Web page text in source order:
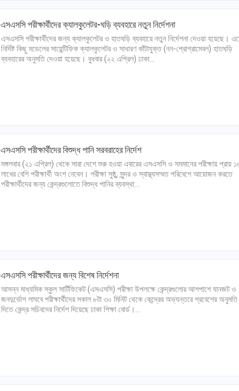
এসএসসি পরীক্ষার্থীদের ক্যালকুলেটর-ঘড়ি ব্যবহারে নতুন নির্দেশনা
এসএসসি পরীক্ষার্থীদের জন্য ক্যালকুলেটর ও হাতঘড়ি ব্যবহারে নতুন নির্দেশনা দেওয়া হয়েছে।
নির্দিষ্ট কিছু মডেলের সায়েন্টিফিক ক্যালকুলেটর ও সাধারণ কাঁটাযুক্ত (নন-প্রোগ্রামেবল) হাতঘড়ি
ব্যবহারের অনুমতি দেওয়া হয়েছে। বুধবার (২২ এপ্রিল) ঢাকা…
এসএসসি পরীক্ষার্থীদের বিশুদ্ধ পানি সরবরাহের নির্দেশ
মঙ্গলবার (২১ এপ্রিল) থেকে সারা দেশে শুরু হওয়া এবারের এসএসসি ও সমমানের পরীক্ষায় প্রায়
লাখের বেশি পরীক্ষার্থী অংশ নেবেন। পরীক্ষা সুষ্ঠু, সুন্দর ও স্বাস্থ্যসম্মত পরিবেশে আয়োজন করতে
পরীক্ষার্থীদের জন্য কেন্দ্রগুলোতে বিশুদ্ধ পানির ব্যবস্থা…
এসএসসি পরীক্ষার্থীদের জন্য বিশেষ নির্দেশনা
আসন্ন মাধ্যমিক স্কুল সার্টিফিকেট (এসএসসি) পরীক্ষা উপলক্ষে কেন্দ্রগুলোর আশপাশে যানজট ও
জনদুর্ভোগ লাঘবে পরীক্ষার্থীদের সকাল ৮টা ৩০ মিনিট থেকে কেন্দ্রের অভ্যন্তরে প্রবেশের অনুমতি
দিতে কেন্দ্র সচিবদের নির্দেশ দিয়েছে ঢাকা শিক্ষা বোর্ড।…